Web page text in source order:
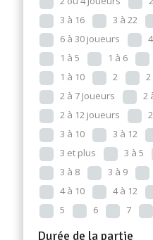
3 à 16
3 à 22
6 à 30 joueurs
1 à 5
1 à 6
1 à 10
2 2
2 à 7 Joueurs
2
2 à 12 joueurs
3 à 10
3 à 12
3 et plus
3 à 5
3 à 8
3 à 9
4 à 10
4 à 12
5
6 7
Durée de la partie